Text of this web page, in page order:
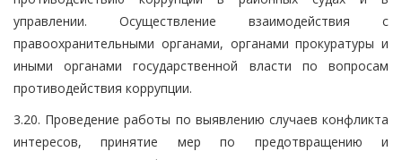
управлении. Осуществление взаимодействия с
правоохранительными органами, органами прокуратуры и
иными органами государственной власти по вопросам
противодействия коррупции.
3.20. Проведение работы по выявлению случаев конфликта
интересов, принятие мер по предотвращению и